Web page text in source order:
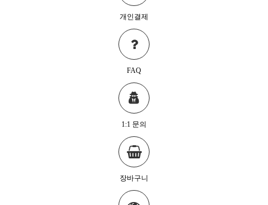
개인결제
FAQ
1:1 문의
장바구니